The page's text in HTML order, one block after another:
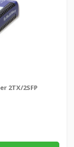
2TX/2SFP